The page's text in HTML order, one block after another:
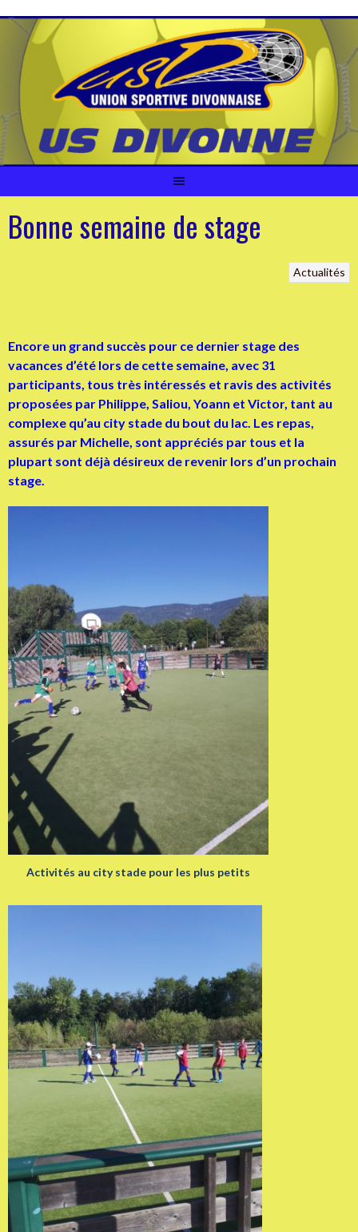
contenu
Bonne semaine de stage
Actualités
Encore un grand succès pour ce dernier stage des
vacances d’été lors de cette semaine, avec 31
participants, tous très intéressés et ravis des activités
proposées par Philippe, Saliou, Yoann et Victor, tant au
complexe qu’au city stade du bout du lac. Les repas,
assurés par Michelle, sont appréciés par tous et la
plupart sont déjà désireux de revenir lors d’un prochain
stage.
Activités au city stade pour les plus petits